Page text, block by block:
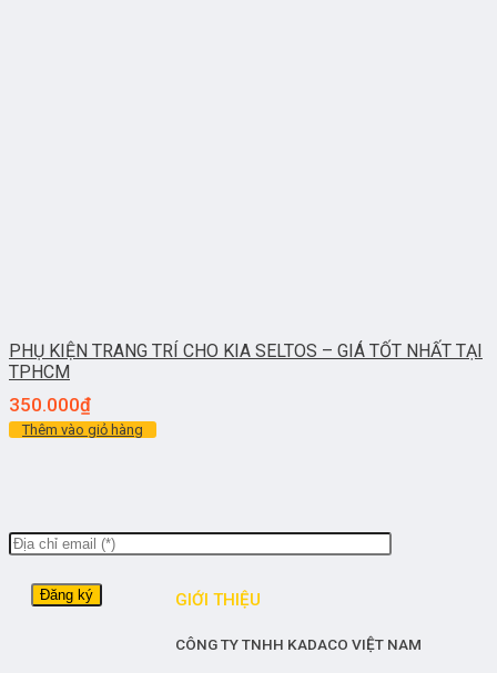
PHỤ KIỆN TRANG TRÍ CHO KIA SELTOS – GIÁ TỐT NHẤT TẠI
TPHCM
350.000₫
Thêm vào giỏ hàng
GIỚI THIỆU
CÔNG TY TNHH KADACO VIỆT NAM